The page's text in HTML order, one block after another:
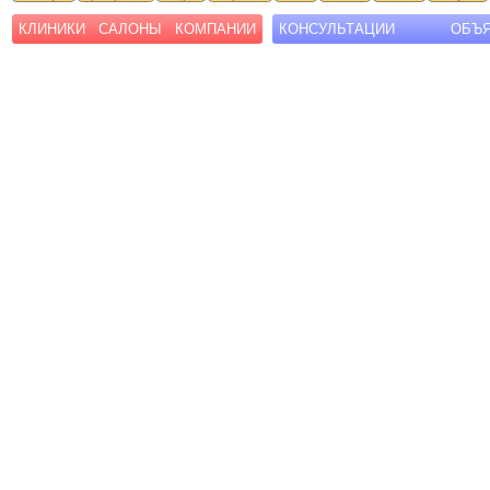
КЛИНИКИ САЛОНЫ КОМПАНИИ КОНСУЛЬТАЦИИ